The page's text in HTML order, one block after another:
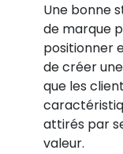
Une bonne
de marque
positionner
de créer
que les
attirés par
valeur.